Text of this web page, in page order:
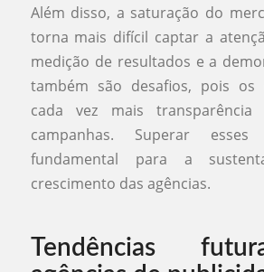
Além disso, a saturação do
torna mais difícil captar a
medição de resultados e a
também são desafios, pois os
cada vez mais
campanhas. Superar
fundamental para a
crescimento das agências.
Tendências